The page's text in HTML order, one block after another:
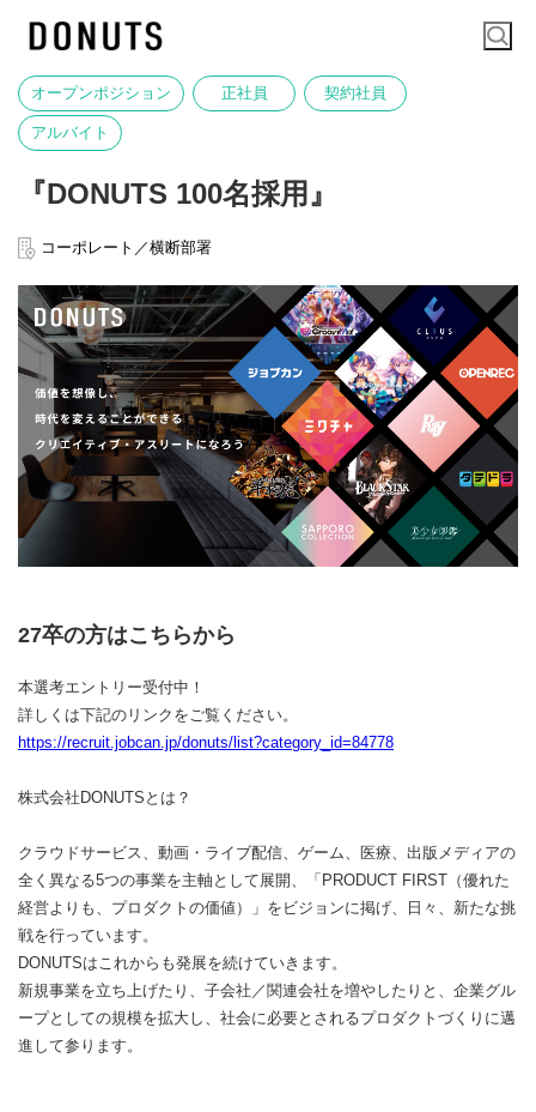
オープンポジション 正社員 契約社員
アルバイト
『DONUTS 100名採用』
コーポレート／横断部署
27卒の方はこちらから
本選考エントリー受付中！
詳しくは下記のリンクをご覧ください。
https://recruit.jobcan.jp/donuts/list?category_id=84778
株式会社DONUTSとは？
クラウドサービス、動画・ライブ配信、ゲーム、医療、出版メディアの
全く異なる5つの事業を主軸として展開、「PRODUCT FIRST（優れた
経営よりも、プロダクトの価値）」をビジョンに掲げ、日々、新たな挑
戦を行っています。
DONUTSはこれからも発展を続けていきます。
新規事業を立ち上げたり、子会社／関連会社を増やしたりと、企業グル
ープとしての規模を拡大し、社会に必要とされるプロダクトづくりに邁
進して参ります。